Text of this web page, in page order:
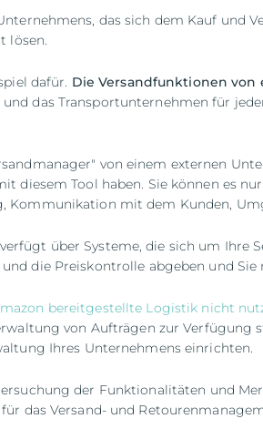
das sich dem Kauf und
lösen.
dafür. Die Versandfunktionen
das Transportunternehmen für
von einem externen
diesem Tool haben. Sie können es
Kommunikation mit dem Kunden,
über Systeme, die sich um Ihre
die Preiskontrolle abgeben und
bereitgestellte Logistik nicht
von Aufträgen zur Verfügung
Ihres Unternehmens einrichten.
der Funktionalitäten und
das Versand- und